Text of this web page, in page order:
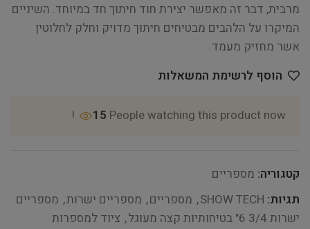
מרבית, דבר זה מאפשר יצירת חוד חיתוך חד במיוחד. השיניים
המיקרו על הלהבים מבטיחים חיתוך מדויק וחלק לחלוטין
אשר מחזיק מעמד.
הוסף לרשימת המשאלות
15 People watching this product now!
קטגוריה: מספריים
תגיות: SHOW TECH
, מספריים, מספריים ישרות, מספריים
ישרות 3/4 6" בטיחותיות קצה מעוגל
, ציוד למספרות